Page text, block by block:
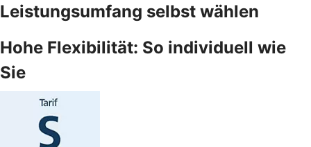
Leistungsumfang selbst wählen
Hohe Flexibilität: So individuell wie
Sie